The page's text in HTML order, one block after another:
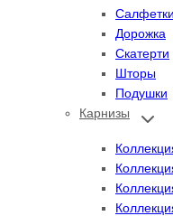
Салфетки
Дорожка
Скатерти
Шторы
Подушки
Карнизы